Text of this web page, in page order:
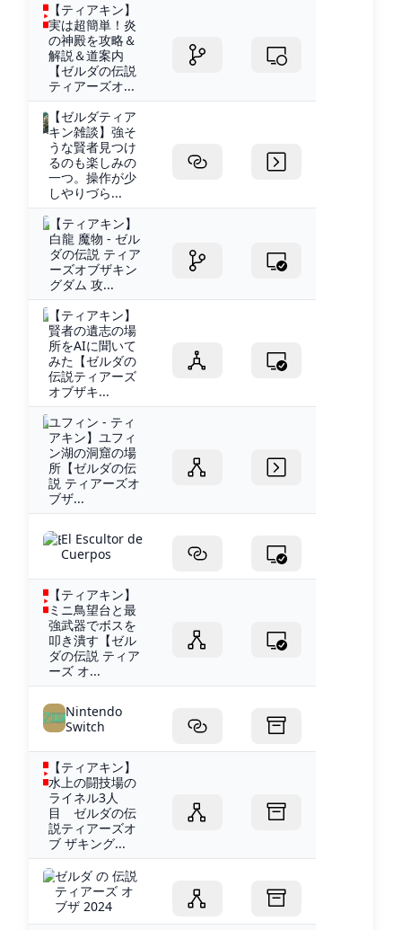
【ティアキン】
実は超簡単！炎
の神殿を攻略＆
解説＆道案内
【ゼルダの伝説
ティアーズオ...
【ゼルダティア
キン雑談】強そ
うな賢者見つけ
るのも楽しみの
一つ。操作が少
しやりづら...
【ティアキン】
白龍 魔物 - ゼル
ダの伝説 ティア
ーズオブザキン
グダム 攻...
【ティアキン】
賢者の遺志の場
所をAIに聞いて
みた【ゼルダの
伝説ティアーズ
オブザキ...
ユフィン - ティ
アキン】ユフィ
ン湖の洞窟の場
所【ゼルダの伝
説 ティアーズオ
ブザ...
El Escultor de
Cuerpos
【ティアキン】
ミニ鳥望台と最
強武器でボスを
叩き潰す【ゼル
ダの伝説 ティア
ーズ オ...
Nintendo
Switch
【ティアキン】
水上の闘技場の
ライネル3人
目 ゼルダの伝
説ティアーズオ
ブ ザキング...
ゼルダ の 伝説
ティアーズ オ
ブザ 2024